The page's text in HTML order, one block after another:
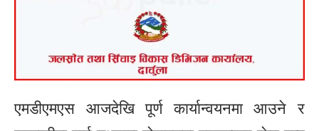
एमडीएमएस आजदेखि पूर्ण कार्यान्वयनमा आउने र